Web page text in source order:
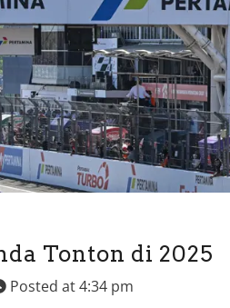
Tonton di 2025
Posted at4:34 pm